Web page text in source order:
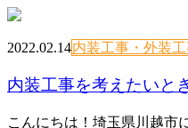
2022.02.14内装工事・外装
内装工事を考えたいと
こんにちは！埼玉県川越市